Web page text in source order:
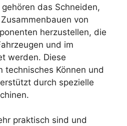
das Schneiden,
von
herzustellen, die
und im
werden. Diese
technisches Können und
durch spezielle
praktisch sind und